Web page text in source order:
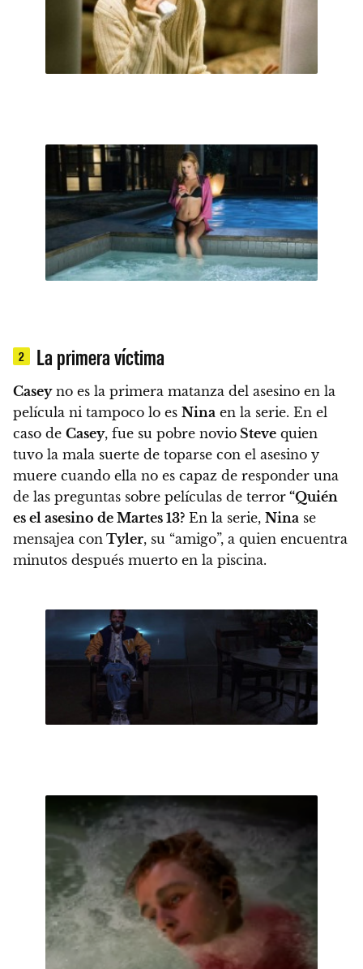
2 La primera víctima
Caseyno es la primera matanza del asesino en la
película ni tampoco lo es Nina en la serie. En el
caso de Casey, fue su pobre novio Steve quien
tuvo la mala suerte de toparse con el asesino y
muere cuando ella no es capaz de responder una
de las preguntas sobre películas de terror “Quién
es el asesino de Martes 13? En la serie, Nina se
mensajea con Tyler, su “amigo”, a quien encuentra
minutos después muerto en la piscina.